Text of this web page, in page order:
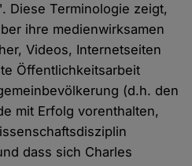
Diese Terminologie zeigt,
ihre medienwirksamen
Videos, Internetseiten
Öffentlichkeitsarbeit
(d.h. den
mit Erfolg vorenthalten,
dass sich Charles